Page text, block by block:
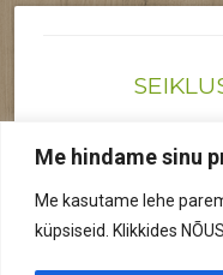
Me hindame sinu
Me kasutame lehe
küpsiseid. Klikkides